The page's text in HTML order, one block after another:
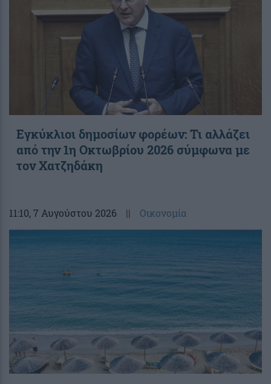
Εγκύκλιοι δημοσίων φορέων: Τι αλλάζει
από την 1η Οκτωβρίου 2026 σύμφωνα με
τον Χατζηδάκη
11:10, 7 Αυγούστου 2026 || Οικονομία